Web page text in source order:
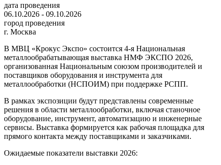
дата проведения
06.10.2026 - 09.10.2026
город проведения
г. Москва
В МВЦ «Крокус Экспо» состоится 4-я Национальная
металлообрабатывающая выставка НМФ ЭКСПО 2026,
организованная Национальным союзом производителей и
поставщиков оборудования и инструмента для
металлообработки (НСПОИМ) при поддержке РСПП.
В рамках экспозиции будут представлены современные
решения в области металлообработки, включая станочное
оборудование, инструмент, автоматизацию и инженерные
сервисы. Выставка формируется как рабочая площадка для
прямого контакта между поставщиками и заказчиками.
Ожидаемые показатели выставки 2026: